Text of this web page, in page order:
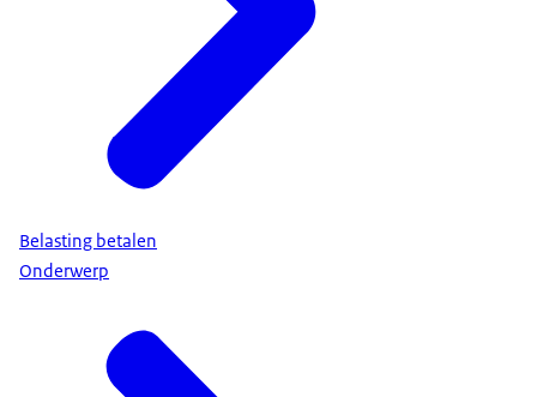
Belasting betalen
Onderwerp